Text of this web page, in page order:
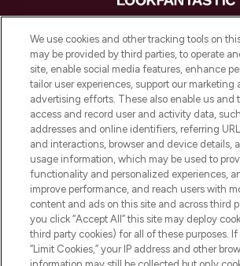
LOOKFANTASTIC is de
beautybestemming van
beste huidverzorging,
make-up van meer dan 200
Shop online of via de app,
verzending vanaf €40.
Cookie-toestemming
Do Not Sell or Share My
Information
HELP & INFORMATIE
We use cookies and other tracking tools on
may be provided by third parties, to operate
site, enable social media features, enhance
tailor user experiences, support our marketing
advertising efforts. These also enable us and
access and record user and activity data,
addresses and online identifiers, referring
and interactions, browser and device details,
usage information, which may be used to
functionality and personalized experiences,
improve performance, and reach users with
content and ads on this site and across third
you click “Accept All” this site may deploy
third party cookies) for all of these purposes.
“Limit Cookies,” your IP address and other